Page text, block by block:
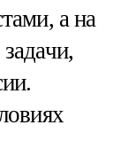
а на